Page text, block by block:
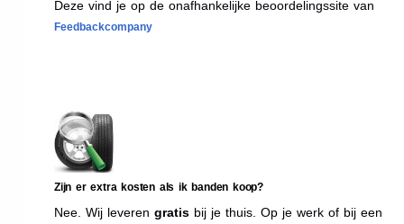
Deze vind je op de onafhankelijke beoordelingssite van
Feedbackcompany
Zijn er extra kosten als ik banden koop?
Nee. Wij leveren gratis bij je thuis. Op je werk of bij een